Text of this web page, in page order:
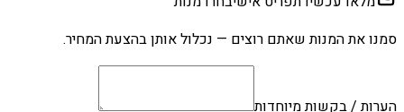
סמנו את המנות שאתם רוצים — נכלול אותן בהצעת המחיר.
הערות / בקשות מיוחדות